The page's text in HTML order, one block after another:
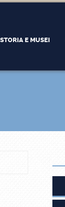
E MUSEI